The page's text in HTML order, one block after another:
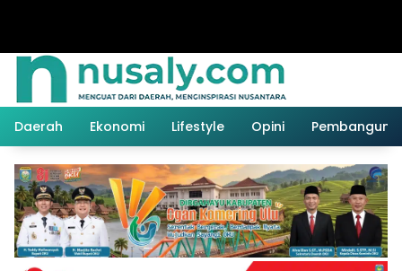
Daerah Ekonomi Lifestyle Opini